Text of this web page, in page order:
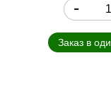
Заказ в